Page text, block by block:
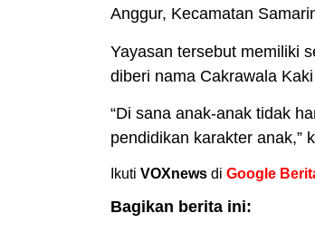
Anggur, Kecamatan
Yayasan tersebut memiliki
diberi nama Cakrawala
“Di sana anak-anak tidak
pendidikan karakter anak,”
Ikuti VOXnews di Google
Bagikan berita ini: